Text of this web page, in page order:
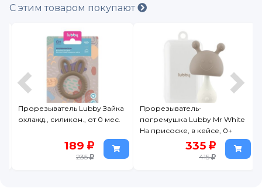
С этим товаром покупают
Прорезыватель Lubby Зайка
охлажд., силикон., от 0 мес.
189
235
Прорезыватель-
погремушка Lubby Mr White
На присоске, в кейсе, 0+
335
415